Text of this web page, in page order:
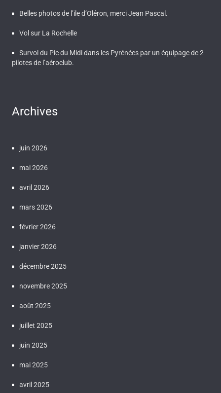
Belles photos de l’ile d’Oléron, merci Jean Pascal.
Vol sur La Rochelle
Survol du Pic du Midi dans les Pyrénées par un équipage de 2
pilotes de l’aéroclub.
Archives
juin 2026
mai 2026
avril 2026
mars 2026
février 2026
janvier 2026
décembre 2025
novembre 2025
août 2025
juillet 2025
juin 2025
mai 2025
avril 2025